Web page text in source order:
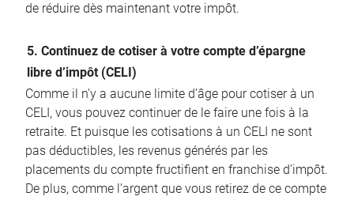
de réduire dès maintenant votre impôt.
5. Continuez de cotiser à votre compte d’épargne
libre d’impôt (CELI)
Comme il n’y a aucune limite d’âge pour cotiser à un
CELI, vous pouvez continuer de le faire une fois à la
retraite. Et puisque les cotisations à un CELI ne sont
pas déductibles, les revenus générés par les
placements du compte fructifient en franchise d’impôt.
De plus, comme l’argent que vous retirez de ce compte